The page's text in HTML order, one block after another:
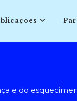
e do